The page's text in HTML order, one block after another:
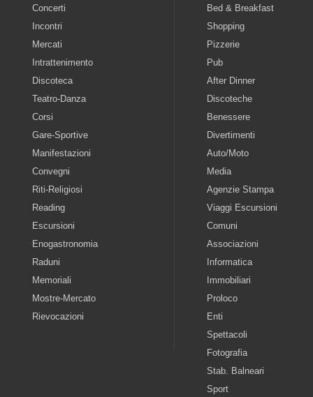
Concerti
Incontri
Mercati
Intrattenimento
Discoteca
Teatro-Danza
Corsi
Gare-Sportive
Manifestazioni
Convegni
Riti-Religiosi
Reading
Escursioni
Enogastronomia
Raduni
Memoriali
Mostre-Mercato
Rievocazioni
Bed & Breakfast
Shopping
Pizzerie
Pub
After Dinner
Discoteche
Benessere
Divertimenti
Auto/Moto
Media
Agenzie Stampa
Viaggi Escursioni
Comuni
Associazioni
Informatica
Immobiliari
Proloco
Enti
Spettacoli
Fotografia
Stab. Balneari
Sport